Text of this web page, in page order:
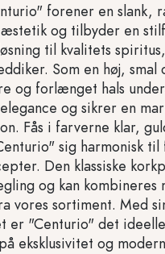
forener en slank,
og tilbyder en
til kvalitets
Som en høj,
og forlænget hals
og sikrer en
Fås i farverne klar,
sig harmonisk til
Den klassiske
og kan kombineres
vores sortiment. Med
er "Centurio" det
eksklusivitet og